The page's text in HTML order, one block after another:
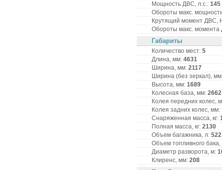
Мощность ДВС, л.с.: 145
Обороты макс.
Крутящий момент ДВС,
Обороты макс.
Габариты
Количество мест: 5
Длина, мм: 4631
Ширина, мм: 2117
Ширина (без зеркал),
Высота, мм: 1689
Колесная база, мм: 2662
Колея передних колес,
Колея задних колес, мм:
Снаряженная масса, кг:
Полная масса, кг: 2130
Объем багажника, л: 522
Объем топливного
Диаметр разворота, м:
Клиренс, мм: 208